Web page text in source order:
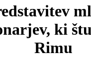
ki
Rimu